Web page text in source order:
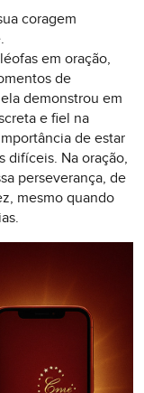
coragem
em oração,
de
demonstrou em
e fiel na
de estar
difíceis. Na oração,
perseverança, de
mesmo quando